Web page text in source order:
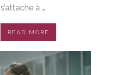
s’attache à …
READ MORE